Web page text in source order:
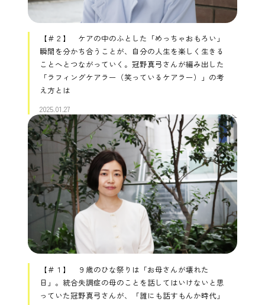
【＃２】 ケアの中のふとした「めっちゃおもろい」
瞬間を分かち合うことが、自分の人生を楽しく生きる
ことへとつながっていく。冠野真弓さんが編み出した
「ラフィングケアラー（笑っているケアラー）」の考
え方とは
2025.01.27
【＃１】 ９歳のひな祭りは「お母さんが壊れた
日」。統合失調症の母のことを話してはいけないと思
っていた冠野真弓さんが、「誰にも話すもんか時代」